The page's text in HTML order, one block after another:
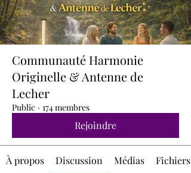
Communauté Harmonie
Originelle & Antenne de
Lecher
Public · 174 membres
Rejoindre
À propos Discussion Médias Fichiers